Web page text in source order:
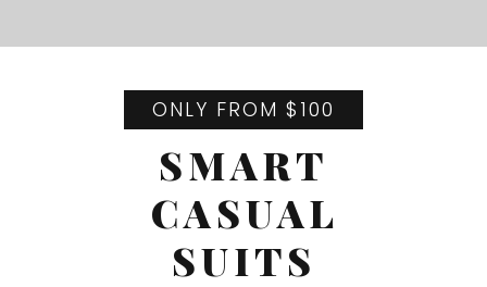
ONLY FROM $100
SMART
CASUAL
SUITS